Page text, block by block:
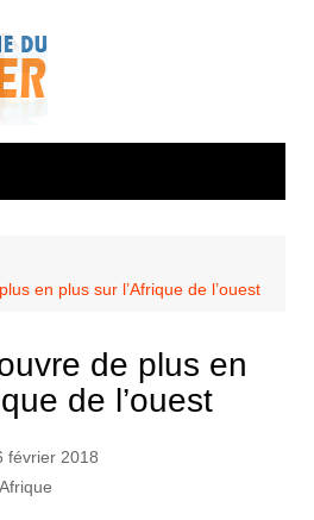
en plus sur l’Afrique de l’ouest
de plus en
de l’ouest
février 2018
Afrique